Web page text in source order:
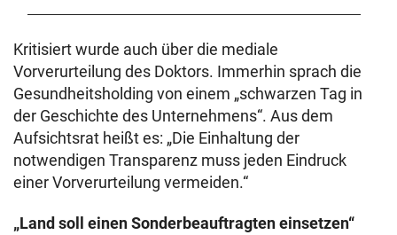
Kritisiert wurde auch über die mediale
Vorverurteilung des Doktors. Immerhin sprach die
Gesundheitsholding von einem „schwarzen Tag in
der Geschichte des Unternehmens“. Aus dem
Aufsichtsrat heißt es: „Die Einhaltung der
notwendigen Transparenz muss jeden Eindruck
einer Vorverurteilung vermeiden.“
„Land soll einen Sonderbeauftragten einsetzen“